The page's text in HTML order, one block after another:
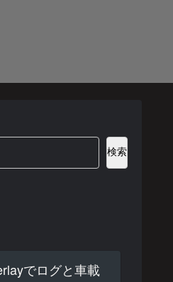
検索
でログと車載